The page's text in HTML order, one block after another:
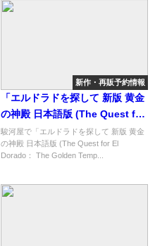
新作・再販予約情報
「エルドラドを探して 新版 黄金
の神殿 日本語版 (The Quest for
El Dorado： The Golden
Temples)」の概略と予約購入可
駿河屋で「エルドラドを探して 新版 黄金
の神殿 日本語版 (The Quest for El
Dorado： The Golden Temp...